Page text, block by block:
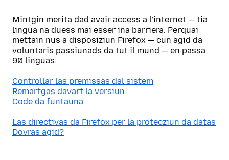
Mintgin merita dad avair access a l’internet — tia
lingua na duess mai esser ina barriera. Perquai
mettain nus a disposiziun Firefox — cun agid da
voluntaris passiunads da tut il mund — en passa
90 linguas.
Controllar las premissas dal sistem
Remartgas davart la versiun
Code da funtauna
Las directivas da Firefox per la protecziun da datas
Dovras agid?